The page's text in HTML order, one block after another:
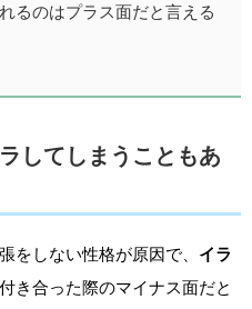
るのはプラス面だと言える
してしまうこともあ
をしない性格が原因で、 イラ
き合った際のマイナス面だと